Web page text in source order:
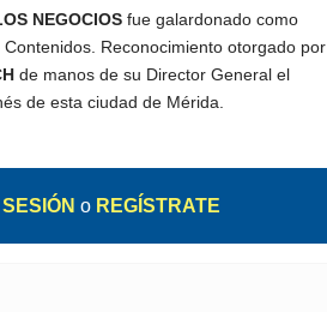
NEGOCIOS fue galardonado como
Reconocimiento otorgado por
de manos de su Director General el
de esta ciudad de Mérida.
SESIÓN o REGÍSTRATE